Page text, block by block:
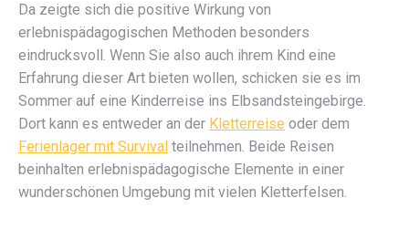
Da zeigte sich die positive Wirkung von
erlebnispädagogischen Methoden besonders
eindrucksvoll. Wenn Sie also auch ihrem Kind eine
Erfahrung dieser Art bieten wollen, schicken sie es im
Sommer auf eine Kinderreise ins Elbsandsteingebirge.
Dort kann es entweder an der Kletterreise oder dem
Ferienlager mit Survival teilnehmen. Beide Reisen
beinhalten erlebnispädagogische Elemente in einer
wunderschönen Umgebung mit vielen Kletterfelsen.